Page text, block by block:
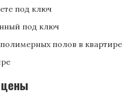
под ключ
под ключ
полов в квартире